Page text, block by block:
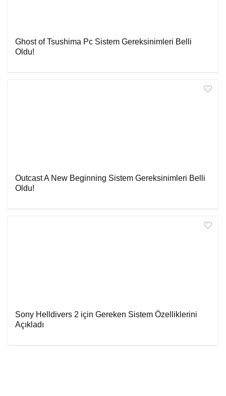
Ghost of Tsushima Pc Sistem Gereksinimleri Belli
Oldu!
Outcast A New Beginning Sistem Gereksinimleri Belli
Oldu!
Sony Helldivers 2 için Gereken Sistem Özelliklerini
Açıkladı